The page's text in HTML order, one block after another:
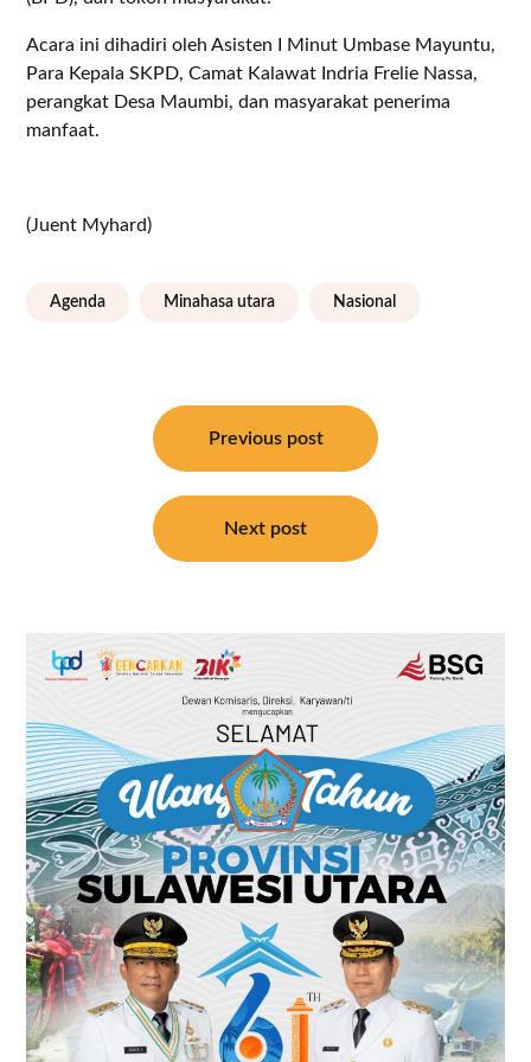
Acara ini dihadiri oleh Asisten I Minut Umbase Mayuntu,
Para Kepala SKPD, Camat Kalawat Indria Frelie Nassa,
perangkat Desa Maumbi, dan masyarakat penerima
manfaat.
(Juent Myhard)
Agenda Minahasa utara Nasional
Previous post
Next post